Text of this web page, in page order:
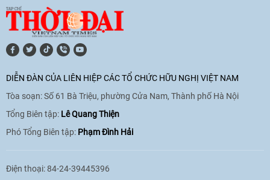
DIỄN ĐÀN CỦA LIÊN HIỆP CÁC TỔ CHỨC HỮU NGHỊ VIỆT NAM
Tòa soạn: Số 61 Bà Triệu, phường Cửa Nam, Thành phố Hà Nội
Tổng Biên tập: Lê Quang Thiện
Phó Tổng Biên tập: Phạm Đình Hải
Điện thoại: 84-24-39445396